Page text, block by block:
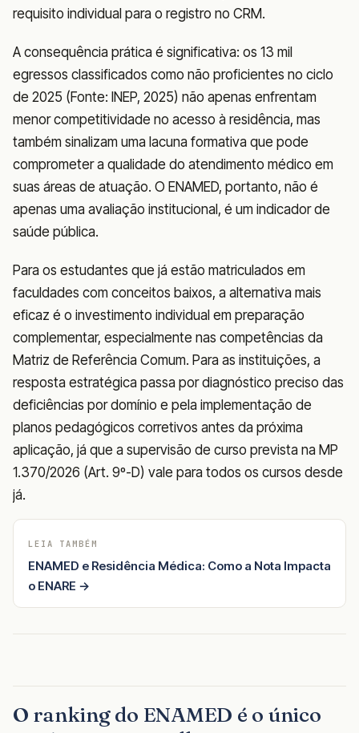
requisito individual para o registro no CRM.
A consequência prática é significativa: os 13 mil
egressos classificados como não proficientes no ciclo
de 2025 (Fonte: INEP, 2025) não apenas enfrentam
menor competitividade no acesso à residência, mas
também sinalizam uma lacuna formativa que pode
comprometer a qualidade do atendimento médico em
suas áreas de atuação. O ENAMED, portanto, não é
apenas uma avaliação institucional, é um indicador de
saúde pública.
Para os estudantes que já estão matriculados em
faculdades com conceitos baixos, a alternativa mais
eficaz é o investimento individual em preparação
complementar, especialmente nas competências da
Matriz de Referência Comum. Para as instituições, a
resposta estratégica passa por diagnóstico preciso das
deficiências por domínio e pela implementação de
planos pedagógicos corretivos antes da próxima
aplicação, já que a supervisão de curso prevista na MP
1.370/2026 (Art. 9º-D) vale para todos os cursos desde
já.
LEIA TAMBÉM
ENAMED e Residência Médica: Como a Nota Impacta
o ENARE →
O ranking do ENAMED é o único